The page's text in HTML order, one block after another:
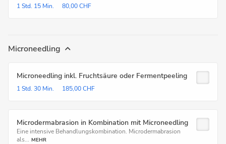
1 Std. 15 Min. 80,00 CHF
Microneedling
Microneedling inkl. Fruchtsäure oder Fermentpeeling
1 Std. 30 Min. 185,00 CHF
Microdermabrasion in Kombination mit Microneedling
Eine intensive Behandlungskombination. Microdermabrasion
als... MEHR